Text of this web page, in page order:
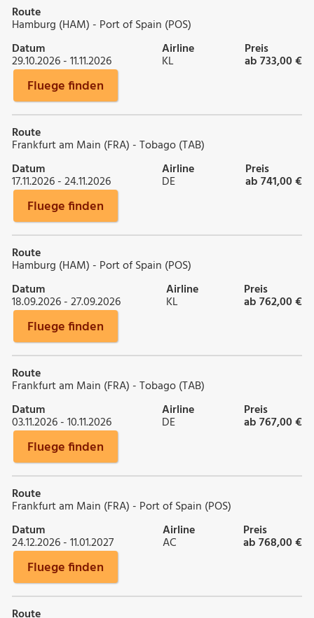
Route
Hamburg (HAM) - Port of Spain (POS)
Datum
29.10.2026 - 11.11.2026
Airline
KL
Preis
ab 733,00 €
Fluege finden
Route
Frankfurt am Main (FRA) - Tobago (TAB)
Datum
17.11.2026 - 24.11.2026
Airline
DE
Preis
ab 741,00 €
Fluege finden
Route
Hamburg (HAM) - Port of Spain (POS)
Datum
18.09.2026 - 27.09.2026
Airline
KL
Preis
ab 762,00 €
Fluege finden
Route
Frankfurt am Main (FRA) - Tobago (TAB)
Datum
03.11.2026 - 10.11.2026
Airline
DE
Preis
ab 767,00 €
Fluege finden
Route
Frankfurt am Main (FRA) - Port of Spain (POS)
Datum
24.12.2026 - 11.01.2027
Airline
AC
Preis
ab 768,00 €
Fluege finden